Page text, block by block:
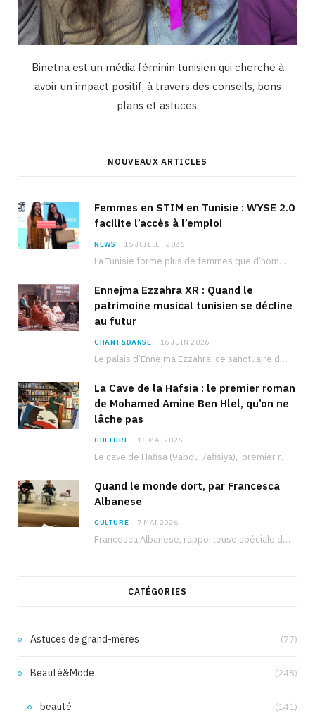
Binetna est un média féminin tunisien qui cherche à
avoir un impact positif, à travers des conseils, bons
plans et astuces.
NOUVEAUX ARTICLES
Femmes en STIM en Tunisie : WYSE 2.0
facilite l’accès à l’emploi
NEWS 15 JUILLET 2026
La Tunisie forme plus de femmes que d’hommes dans les filières scientifiques. Pourtant, pour beaucoup…
Ennejma Ezzahra XR : Quand le
patrimoine musical tunisien se décline
au futur
CHANT&DANSE 16 JUIN 2026
Le palais d’Ennejma Ezzahra, ce sanctuaire de la musique tunisienne et méditerranéenne construit par le…
La Cave de la Hafsia : le premier roman
de Mohamed Amine Ben Hlel, qu’on ne
lâche pas
CULTURE 15 MAI 2026
Le cave de Hafisa (9abou 7afisiya), premier roman du journaliste tunisien Mohamed Amine Ben Hlel,…
Quand le monde dort, par Francesca
Albanese
CULTURE 7 MAI 2026
Francesca Albanese, rapporteuse spéciale de l’ONU sur les territoires palestiniens occupés, était à Tunis pour…
CATÉGORIES
Astuces de grand-mères (77)
Beauté&Mode (248)
beauté (141)